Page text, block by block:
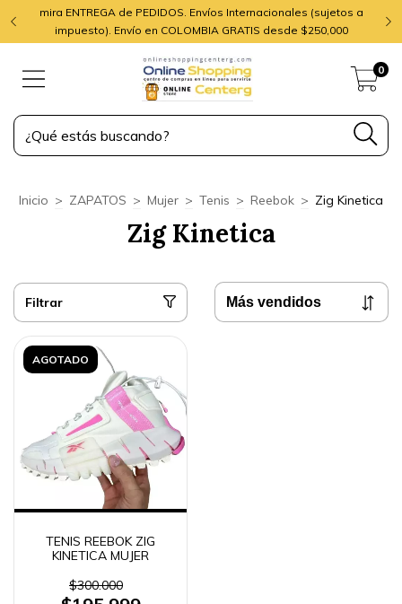
mira ENTREGA de PEDIDOS. Envíos Internacionales (sujetos a
impuesto). Envío en COLOMBIA GRATIS desde $250,000
0
Inicio > ZAPATOS > Mujer > Tenis > Reebok > Zig Kinetica
Zig Kinetica
Filtrar
AGOTADO
TENIS REEBOK ZIG
KINETICA MUJER
$300.000